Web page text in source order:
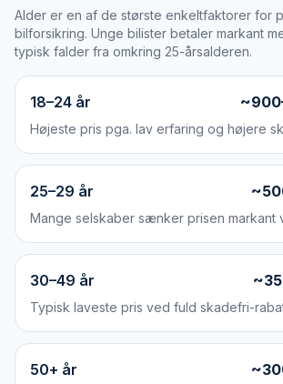
Alder er en af de største enkeltfaktorer for
bilforsikring. Unge bilister betaler markant
typisk falder fra omkring 25-årsalderen.
18–24 år
Højeste pris pga. lav erfaring og højere
25–29 år
Mange selskaber sænker prisen markant
30–49 år
Typisk laveste pris ved fuld skadefri-
50+ år